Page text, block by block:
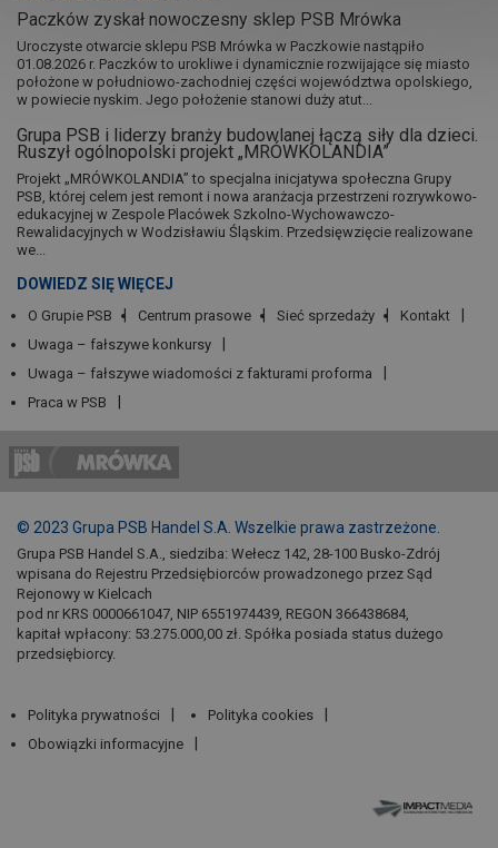
Paczków zyskał nowoczesny sklep PSB Mrówka
Uroczyste otwarcie sklepu PSB Mrówka w Paczkowie nastąpiło
01.08.2026 r. Paczków to urokliwe i dynamicznie rozwijające się miasto
położone w południowo-zachodniej części województwa opolskiego,
w powiecie nyskim. Jego położenie stanowi duży atut...
Grupa PSB i liderzy branży budowlanej łączą siły dla dzieci.
Ruszył ogólnopolski projekt „MRÓWKOLANDIA”
Projekt „MRÓWKOLANDIA” to specjalna inicjatywa społeczna Grupy
PSB, której celem jest remont i nowa aranżacja przestrzeni rozrywkowo-
edukacyjnej w Zespole Placówek Szkolno-Wychowawczo-
Rewalidacyjnych w Wodzisławiu Śląskim. Przedsięwzięcie realizowane
we...
DOWIEDZ SIĘ WIĘCEJ
O Grupie PSB Centrum prasowe Sieć sprzedaży
Kontakt
Uwaga – fałszywe konkursy
Uwaga – fałszywe wiadomości z fakturami proforma
Praca w PSB
© 2023 Grupa PSB Handel S.A. Wszelkie prawa zastrzeżone.
Grupa PSB Handel S.A., siedziba: Wełecz 142, 28-100 Busko-Zdrój
wpisana do Rejestru Przedsiębiorców prowadzonego przez Sąd
Rejonowy w Kielcach
pod nr KRS 0000661047, NIP 6551974439, REGON 366438684,
kapitał wpłacony: 53.275.000,00 zł. Spółka posiada status dużego
przedsiębiorcy.
Polityka prywatności
Polityka cookies
Obowiązki informacyjne